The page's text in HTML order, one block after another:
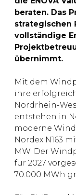
beraten. Das
strategischen
vollständige
übernimmt.
Mit dem
ihre
Nordrhein-
entstehen in
moderne
Nordex N163
MW. Der
für 2027
70.000 MWh